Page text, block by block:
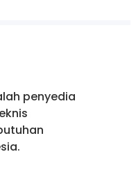
penyedia